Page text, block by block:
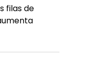
filas de